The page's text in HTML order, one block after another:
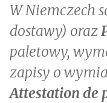
W Niemczech
dostawy) oraz
paletowy,
zapisy o
Attestation de